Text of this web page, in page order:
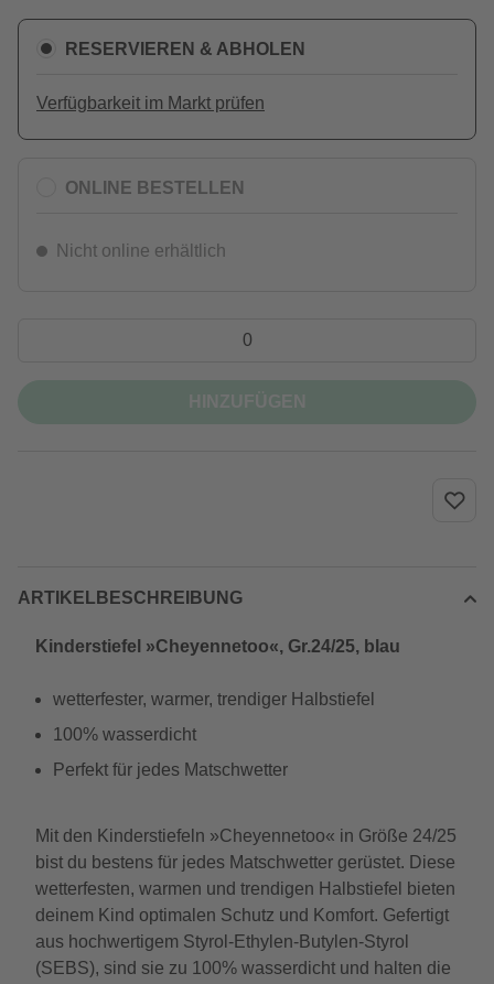
RESERVIEREN & ABHOLEN
Verfügbarkeit im Markt prüfen
ONLINE BESTELLEN
Nicht online erhältlich
ARTIKELBESCHREIBUNG
Kinderstiefel »Cheyennetoo«, Gr.24/25, blau
wetterfester, warmer, trendiger Halbstiefel
100% wasserdicht
Perfekt für jedes Matschwetter
Mit den Kinderstiefeln »Cheyennetoo« in Größe 24/25
bist du bestens für jedes Matschwetter gerüstet. Diese
wetterfesten, warmen und trendigen Halbstiefel bieten
deinem Kind optimalen Schutz und Komfort. Gefertigt
aus hochwertigem Styrol-Ethylen-Butylen-Styrol
(SEBS), sind sie zu 100% wasserdicht und halten die